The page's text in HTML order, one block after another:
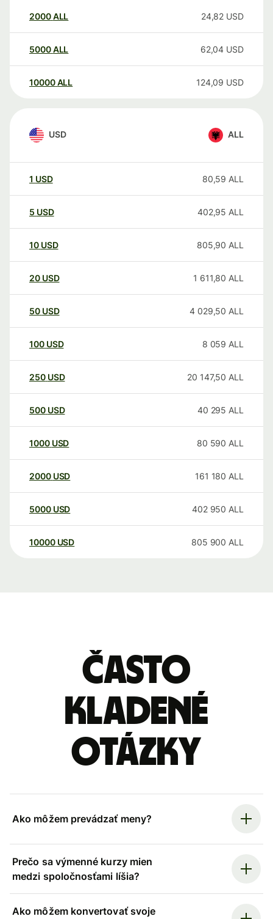
2000ALL 24,82 USD
5000ALL 62,04 USD
10000 ALL 124,09 USD
USD ALL
1 USD 80,59 ALL
5 USD 402,95 ALL
10 USD 805,90 ALL
20 USD 1 611,80 ALL
50 USD 4 029,50 ALL
100 USD 8 059 ALL
250 USD 20 147,50 ALL
500 USD 40 295 ALL
1000 USD 80 590 ALL
2000 USD 161 180 ALL
5000 USD 402 950 ALL
10000 USD 805 900 ALL
Často
kladené
otázky
Ako môžem prevádzať meny?
Prečo sa výmenné kurzy mien
medzi spoločnosťami líšia?
Ako môžem konvertovať svoje